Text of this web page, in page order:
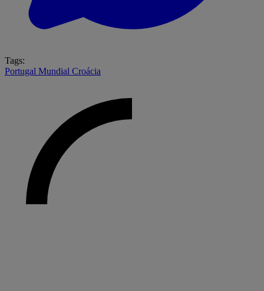
Tags:
Portugal Mundial Croácia